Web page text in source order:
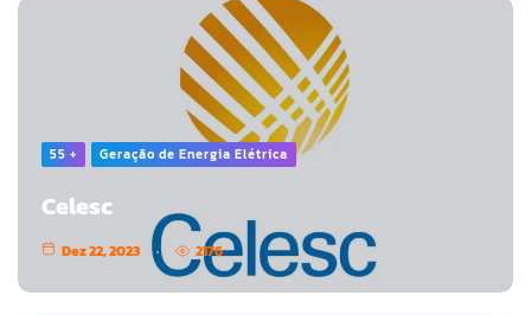
55 + Geração de Energia Elétrica
Celesc
Dez 22, 2023 2176